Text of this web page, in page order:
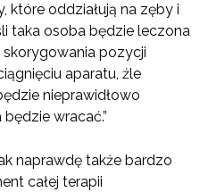
które oddziałują na zęby i
taka osoba będzie leczona
pozycji
aparatu, źle
nieprawidłowo
wracać.”
naprawdę także bardzo
całej terapii